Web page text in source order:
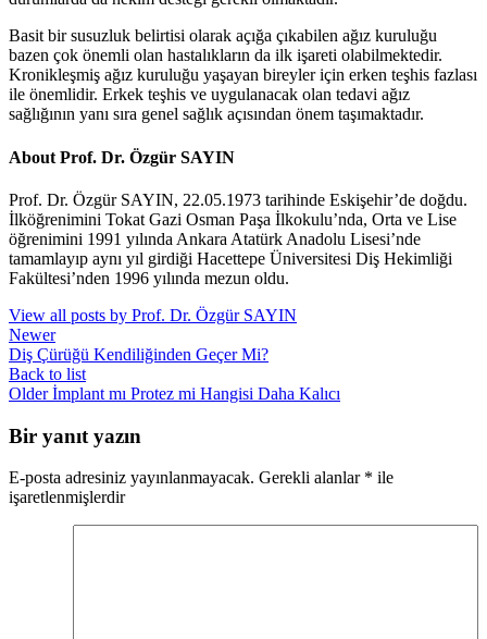
Basit bir susuzluk belirtisi olarak açığa çıkabilen ağız kuruluğu
bazen çok önemli olan hastalıkların da ilk işareti olabilmektedir.
Kronikleşmiş ağız kuruluğu yaşayan bireyler için erken teşhis fazlası
ile önemlidir. Erkek teşhis ve uygulanacak olan tedavi ağız
sağlığının yanı sıra genel sağlık açısından önem taşımaktadır.
About Prof. Dr. Özgür SAYIN
Prof. Dr. Özgür SAYIN, 22.05.1973 tarihinde Eskişehir’de doğdu.
İlköğrenimini Tokat Gazi Osman Paşa İlkokulu’nda, Orta ve Lise
öğrenimini 1991 yılında Ankara Atatürk Anadolu Lisesi’nde
tamamlayıp aynı yıl girdiği Hacettepe Üniversitesi Diş Hekimliği
Fakültesi’nden 1996 yılında mezun oldu.
View all posts by Prof. Dr. Özgür SAYIN
Newer
Diş Çürüğü Kendiliğinden Geçer Mi?
Back to list
Older İmplant mı Protez mi Hangisi Daha Kalıcı
Bir yanıt yazın
E-posta adresiniz yayınlanmayacak. Gerekli alanlar * ile
işaretlenmişlerdir